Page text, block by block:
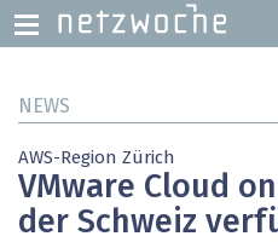
zumNEWS
AWS-Region Zürich
VMware Cloud
der Schweiz